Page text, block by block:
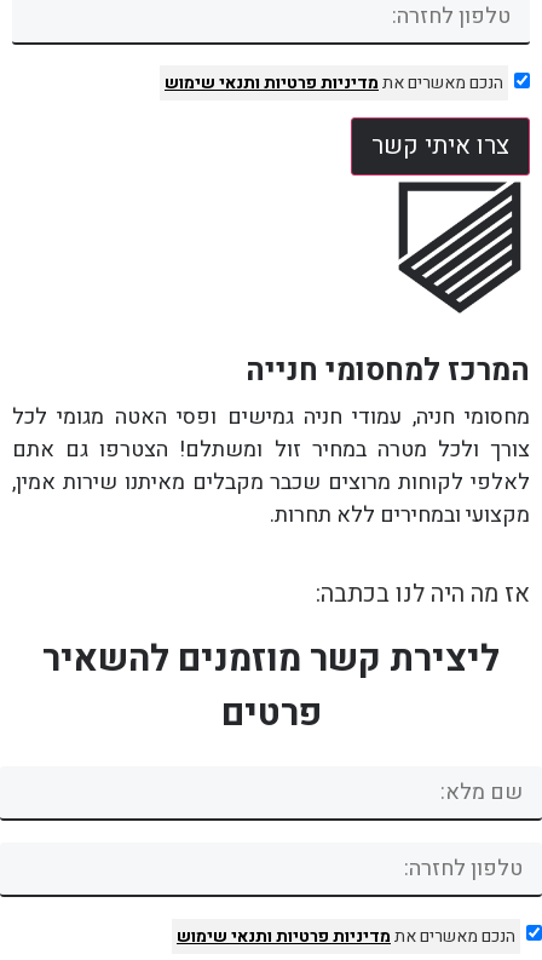
הנכם מאשרים אתמדיניות פרטיותותנאי שימוש
צרו איתי קשר
המרכז למחסומי חנייה
מחסומי חניה, עמודי חניה גמישים ופסי האטה מגומי לכל
צורך ולכל מטרה במחיר זול ומשתלם! הצטרפו גם אתם
לאלפי לקוחות מרוצים שכבר מקבלים מאיתנו שירות אמין,
מקצועי ובמחירים ללא תחרות.
אז מה היה לנו בכתבה:
ליצירת קשר מוזמנים להשאיר
פרטים
הנכם מאשרים אתמדיניות פרטיותותנאי שימוש